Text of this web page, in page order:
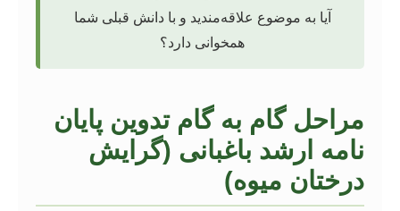
آیا به موضوع علاقه‌مندید و با دانش قبلی شما
همخوانی دارد؟
مراحل گام به گام تدوین پایان
نامه ارشد باغبانی (گرایش
درختان میوه)